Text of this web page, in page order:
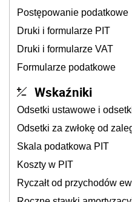
Postępowanie podatkowe
Druki i formularze PIT
Druki i formularze VAT
Formularze podatkowe
Wskaźniki
Odsetki ustawowe i
Odsetki za zwłokę od
Skala podatkowa PIT
Koszty w PIT
Ryczałt od przychodów